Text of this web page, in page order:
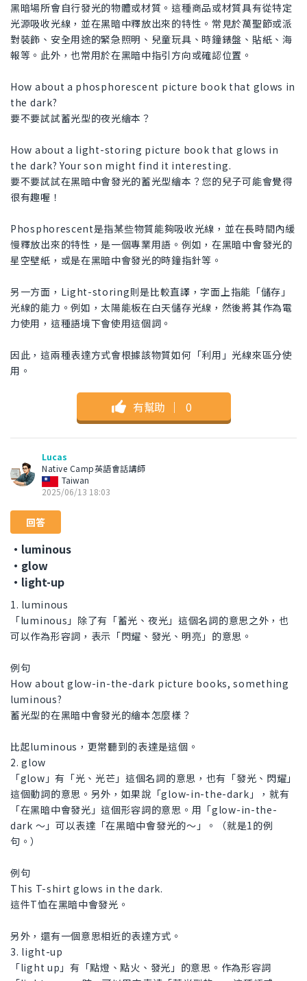
黑暗場所會自行發光的物體或材質。這種商品或材質具有從特定
光源吸收光線，並在黑暗中釋放出來的特性。常見於萬聖節或派
對裝飾、安全用途的緊急照明、兒童玩具、時鐘錶盤、貼紙、海
報等。此外，也常用於在黑暗中指引方向或確認位置。
How about a phosphorescent picture book that glows in
the dark?
要不要試試蓄光型的夜光繪本？
How about a light-storing picture book that glows in
the dark? Your son might find it interesting.
要不要試試在黑暗中會發光的蓄光型繪本？您的兒子可能會覺得
很有趣喔！
Phosphorescent是指某些物質能夠吸收光線，並在長時間內緩
慢釋放出來的特性，是一個專業用語。例如，在黑暗中會發光的
星空壁紙，或是在黑暗中會發光的時鐘指針等。
另一方面，Light-storing則是比較直譯，字面上指能「儲存」
光線的能力。例如，太陽能板在白天儲存光線，然後將其作為電
力使用，這種語境下會使用這個詞。
因此，這兩種表達方式會根據該物質如何「利用」光線來區分使
用。
有幫助 ｜ 0
Lucas
Native Camp英語會話講師
Taiwan
2025/06/13 18:03
回答
・luminous
・glow
・light-up
1. luminous
「luminous」除了有「蓄光、夜光」這個名詞的意思之外，也
可以作為形容詞，表示「閃耀、發光、明亮」的意思。
例句
How about glow-in-the-dark picture books, something
luminous?
蓄光型的在黑暗中會發光的繪本怎麼樣？
比起luminous，更常聽到的表達是這個。
2. glow
「glow」有「光、光芒」這個名詞的意思，也有「發光、閃耀」
這個動詞的意思。另外，如果說「glow-in-the-dark」，就有
「在黑暗中會發光」這個形容詞的意思。用「glow-in-the-
dark ～」可以表達「在黑暗中會發光的～」。（就是1的例
句。）
例句
This T-shirt glows in the dark.
這件T恤在黑暗中會發光。
另外，還有一個意思相近的表達方式。
3. light-up
「light up」有「點燈、點火、發光」的意思。作為形容詞